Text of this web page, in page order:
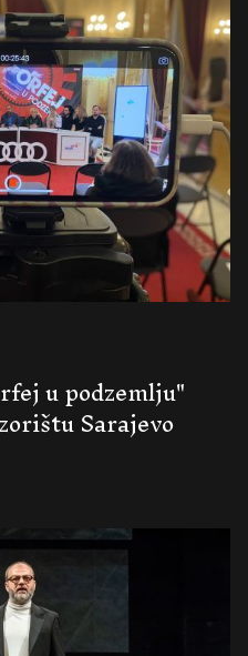
u podzemlju"
Sarajevo